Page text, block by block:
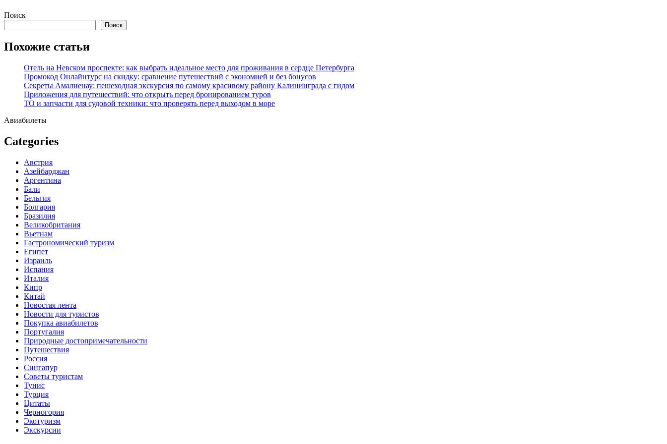
Перейти
содержимому
Поиск
Поиск
Похожие статьи
Отель на Невском проспекте: как выбрать идеальное место для проживания в сердце Петербурга
Промокод Онлайнтурс на скидку: сравнение путешествий с экономией и без бонусов
Секреты Амалиенау: пешеходная экскурсия по самому красивому району Калининграда с гидом
Приложения для путешествий: что открыть перед бронированием туров
ТО и запчасти для судовой техники: что проверять перед выходом в море
Авиабилеты
Categories
Австрия
Азейбарджан
Аргентина
Бали
Бельгия
Болгария
Бразилия
Великобритания
Вьетнам
Гастрономический туризм
Египет
Израиль
Испания
Италия
Кипр
Китай
Новостая лента
Новости для туристов
Покупка авиабилетов
Португалия
Природные достопримечательности
Путешествия
Россия
Сингапур
Советы туристам
Тунис
Турция
Цитаты
Черногория
Экотуризм
Экскурсии